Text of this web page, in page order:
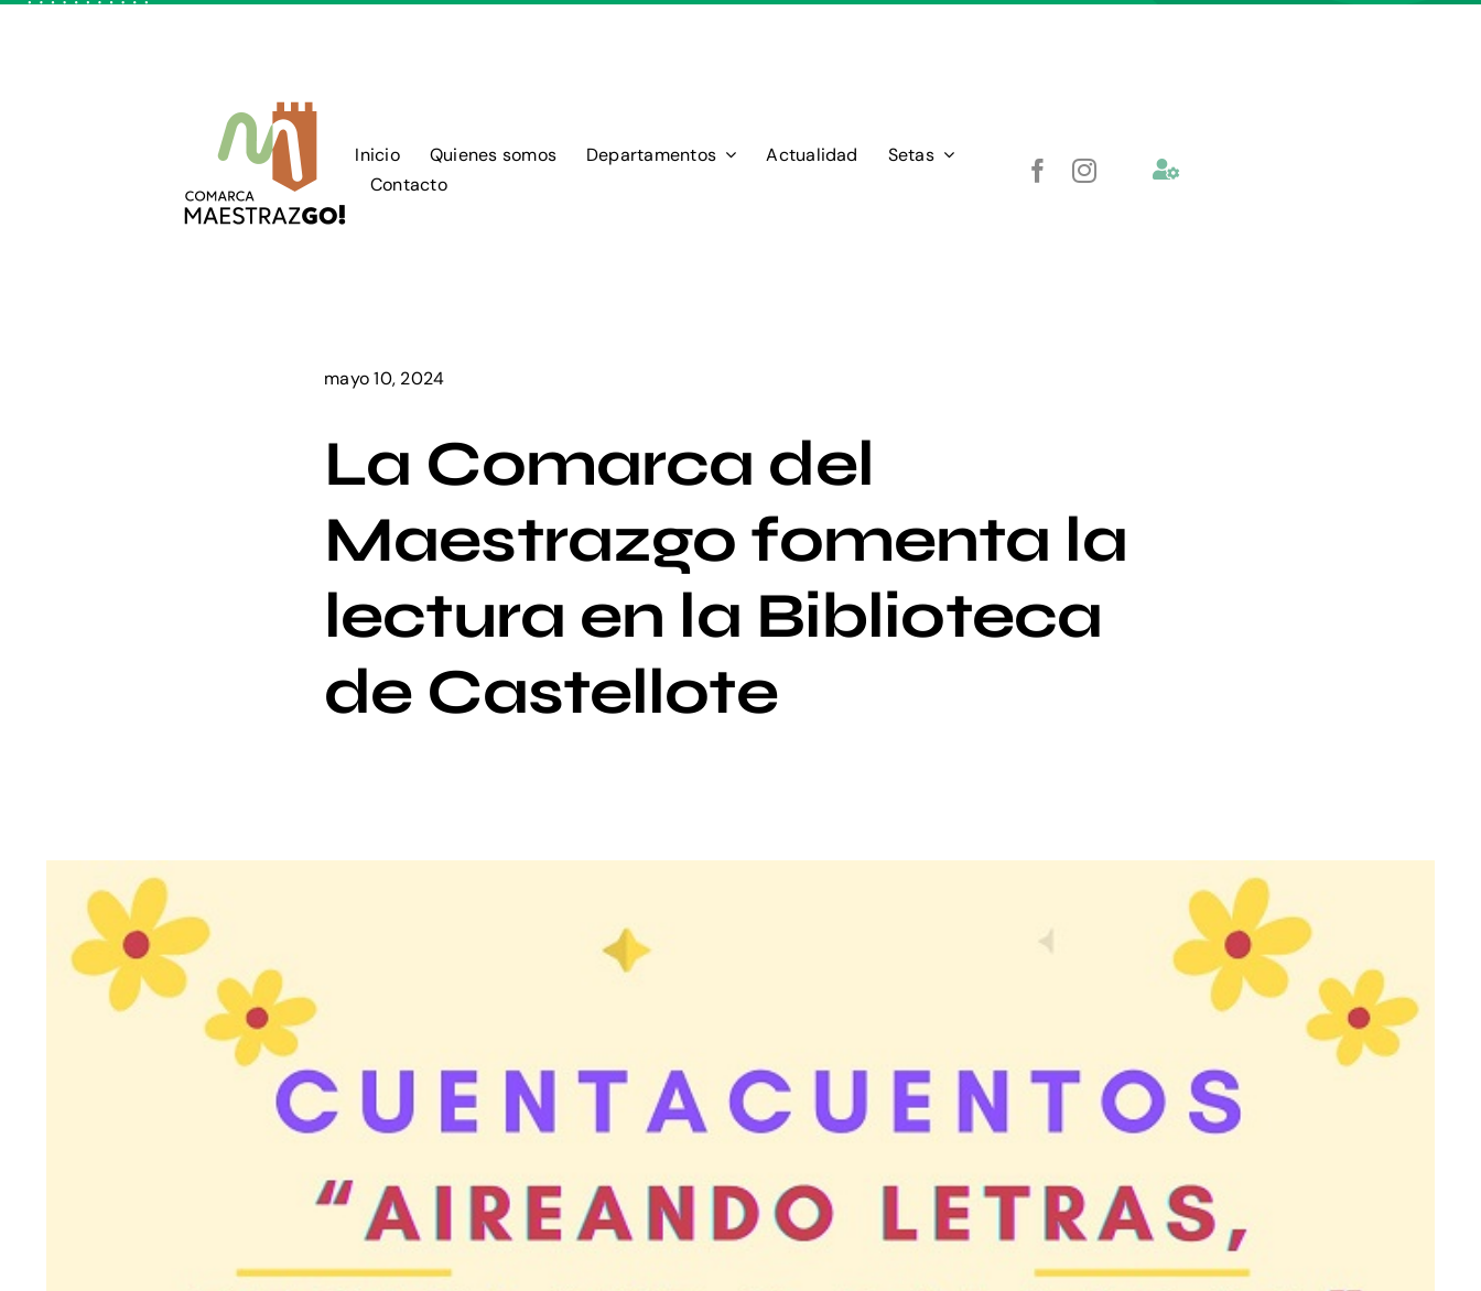
Inicio Quienes somos Departamentos Actualidad
Setas
Contacto
mayo 10, 2024
La Comarca del
Maestrazgo fomenta la
lectura en la Biblioteca
de Castellote